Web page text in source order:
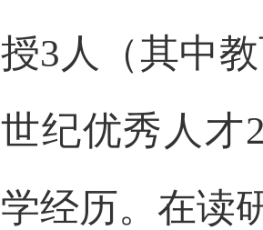
授3人（其中
世纪优秀人才
学经历。在读